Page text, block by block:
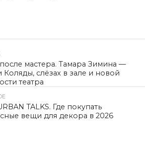
мастера. Тамара Зимина —
Коляды, слёзах в зале и новой
театра
TALKS. Где покупать
вещи для декора в 2026